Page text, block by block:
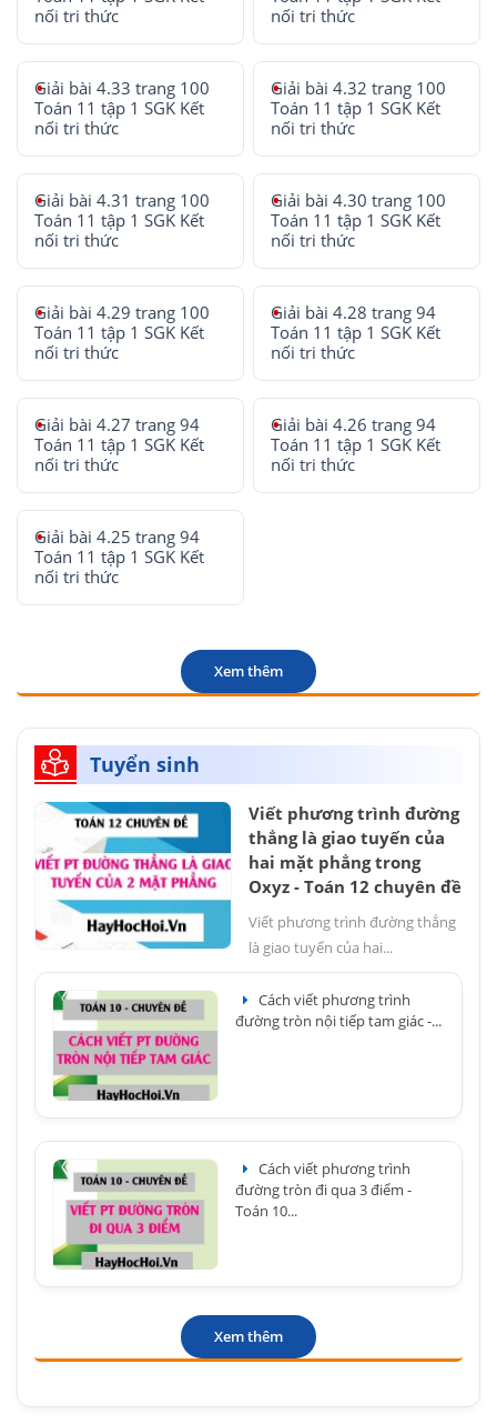
nối tri thức
nối tri thức
Giải bài 4.33 trang 100
Toán 11 tập 1 SGK Kết
nối tri thức
Giải bài 4.32 trang 100
Toán 11 tập 1 SGK Kết
nối tri thức
Giải bài 4.31 trang 100
Toán 11 tập 1 SGK Kết
nối tri thức
Giải bài 4.30 trang 100
Toán 11 tập 1 SGK Kết
nối tri thức
Giải bài 4.29 trang 100
Toán 11 tập 1 SGK Kết
nối tri thức
Giải bài 4.28 trang 94
Toán 11 tập 1 SGK Kết
nối tri thức
Giải bài 4.27 trang 94
Toán 11 tập 1 SGK Kết
nối tri thức
Giải bài 4.26 trang 94
Toán 11 tập 1 SGK Kết
nối tri thức
Giải bài 4.25 trang 94
Toán 11 tập 1 SGK Kết
nối tri thức
Xem thêm
Tuyển sinh
Viết phương trình đường
thẳng là giao tuyến của
hai mặt phẳng trong
Oxyz - Toán 12 chuyên đề
Viết phương trình đường thẳng
là giao tuyến của hai...
Cách viết phương trình
đường tròn nội tiếp tam giác -...
Cách viết phương trình
đường tròn đi qua 3 điểm -
Toán 10...
Xem thêm